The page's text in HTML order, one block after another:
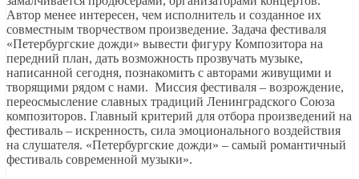
Автор менее интересен, чем исполнитель и созданное их
совместным творчеством произведение. Задача фестиваля
«Петербургские дожди» вывести фигуру Композитора на
передний план, дать возможность прозвучать музыке,
написанной сегодня, познакомить с авторами живущими и
творящими рядом с нами. Миссия фестиваля – возрождение,
переосмысление славных традиций Ленинградского Союза
композиторов. Главный критерий для отбора произведений на
фестиваль – искренность, сила эмоционального воздействия
на слушателя. «Петербургские дожди» – самый романтичный
фестиваль современной музыки».